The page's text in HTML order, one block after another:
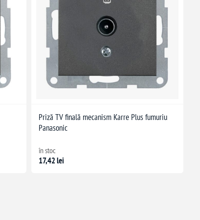
Priză TV finală mecanism Karre Plus fumuriu
Panasonic
în stoc
17,42 lei